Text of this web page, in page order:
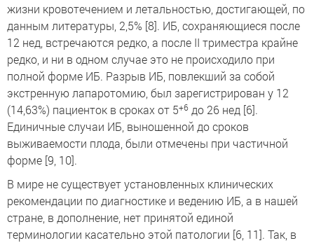
жизни кровотечением и летальностью, достигающей, по
данным литературы, 2,5% [8]. ИБ, сохраняющиеся после
12 нед, встречаются редко, а после II триместра крайне
редко, и ни в одном случае это не происходило при
полной форме ИБ. Разрыв ИБ, повлекший за собой
экстренную лапаротомию, был зарегистрирован у 12
(14,63%) пациенток в сроках от 5+6 до 26 нед [6].
Единичные случаи ИБ, выношенной до сроков
выживаемости плода, были отмечены при частичной
форме [9, 10].
В мире не существует установленных клинических
рекомендации по диагностике и ведению ИБ, а в нашей
стране, в дополнение, нет принятой единой
терминологии касательно этой патологии [6, 11]. Так, в